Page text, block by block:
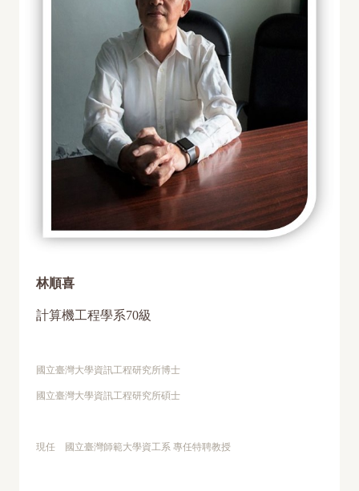
林順喜
計算機工程學系70級
國立臺灣大學資訊工程研究所博士
國立臺灣大學資訊工程研究所碩士
現任 國立臺灣師範大學資工系 專任特聘教授